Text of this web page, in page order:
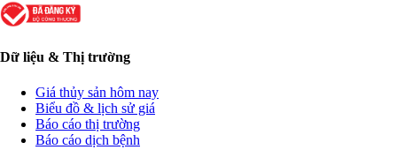
Dữ liệu & Thị trường
Giá thủy sản hôm nay
Biểu đồ & lịch sử giá
Báo cáo thị trường
Báo cáo dịch bệnh